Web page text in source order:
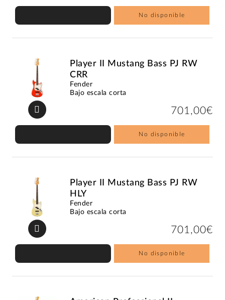
No disponible
Player II Mustang Bass PJ RW
CRR
Fender
Bajo escala corta
701,00€
No disponible
Player II Mustang Bass PJ RW
HLY
Fender
Bajo escala corta
701,00€
No disponible